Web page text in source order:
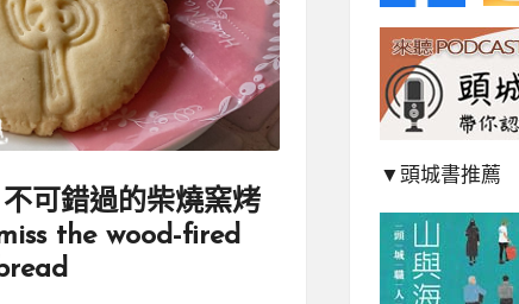
可錯過的柴燒窯烤
the wood-fired
▼頭城書推薦